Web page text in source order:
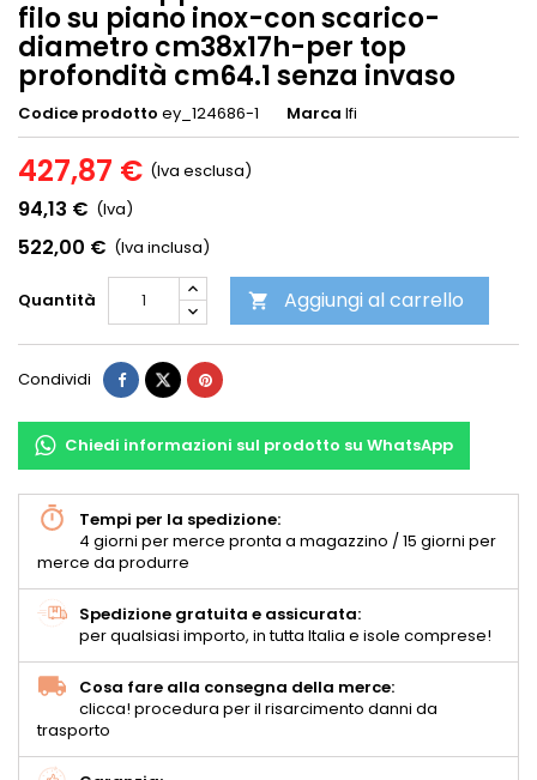
filo su piano inox-con scarico-
diametro cm38x17h-per top
profondità cm64.1 senza invaso
Codice prodotto ey_124686-1 Marca Ifi
427,87 € (Iva esclusa)
94,13 € (Iva)
522,00 € (Iva inclusa)
Quantità  Aggiungi al carrello
Condividi
Chiedi informazioni sul prodotto su WhatsApp
Tempi per la spedizione:
4 giorni per merce pronta a magazzino / 15 giorni per
merce da produrre
Spedizione gratuita e assicurata:
per qualsiasi importo, in tutta Italia e isole comprese!
Cosa fare alla consegna della merce:
clicca! procedura per il risarcimento danni da
trasporto